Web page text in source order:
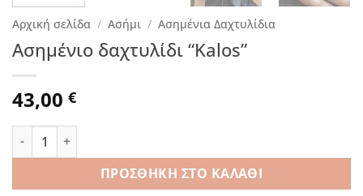
Αρχική σελίδα / Ασήμι / Ασημένια Δαχτυλίδια
Ασημένιο δαχτυλίδι “Kalos”
43,00 €
Ασημένιο δαχτυλίδι "Kalos" ποσότητα
ΠΡΟΣΘΉΚΗ ΣΤΟ ΚΑΛΆΘΙ